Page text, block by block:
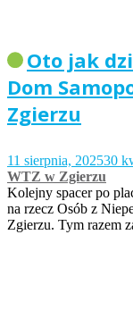
Oto jak
Dom
Zgierzu
11 sierpnia, 202530
WTZ w Zgierzu
Kolejny spacer po
na rzecz Osób z
Zgierzu. Tym razem